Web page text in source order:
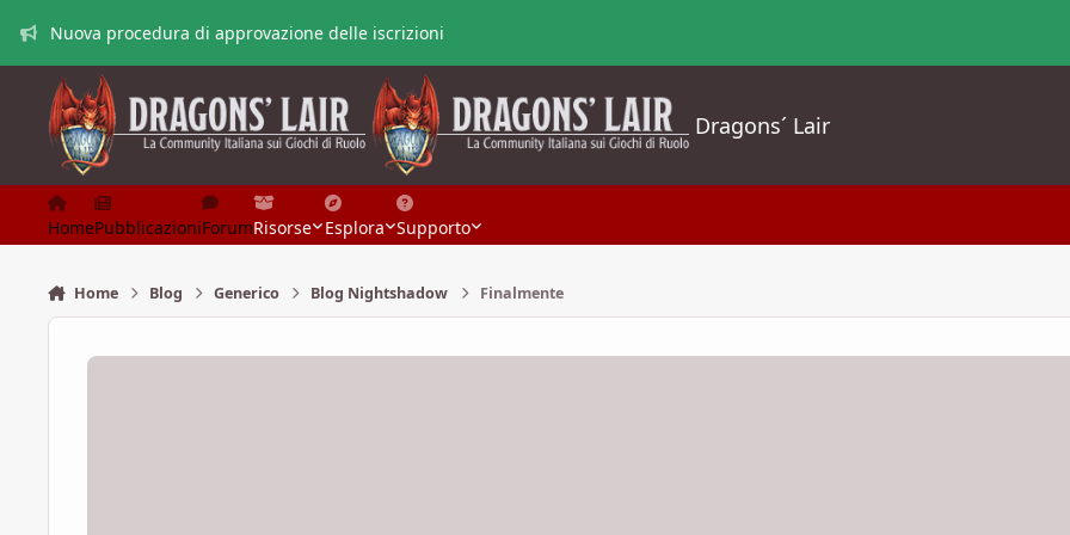
Nuova procedura di approvazione delle iscrizioni
Dragons´ Lair
HomePubblicazioniForumRisorse Esplora Supporto
Home Blog Generico Blog Nightshadow Finalmente